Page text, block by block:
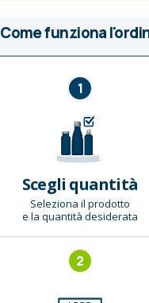
Come funziona
1
Scegli quantità
Seleziona il prodotto
e la quantità desiderata
2